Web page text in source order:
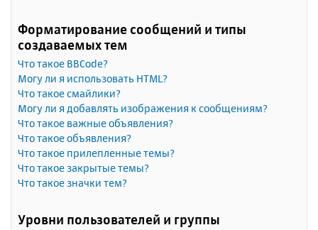
Форматирование сообщений и типы
создаваемых тем
Что такое BBCode?
Могу ли я использовать HTML?
Что такое смайлики?
Могу ли я добавлять изображения к сообщениям?
Что такое важные объявления?
Что такое объявления?
Что такое прилепленные темы?
Что такое закрытые темы?
Что такое значки тем?
Уровни пользователей и группы